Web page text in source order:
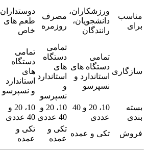
مناسب
برای
ورزشکاران،
دانشجویان،
رانندگان
مصرف
روزمره
دوستداران
طعم های
خاص
سازگاری
تمامی
دستگاه های
استاندارد و
نسپرسو
تمامی
دستگاه
های
استاندارد
و
نسپرسو
تمامی
دستگاه
های
استاندارد
و نسپرسو
بسته
بندی
10، 20 و 40
عددی
10، 20 و
40 عددی
10، 20 و
40 عددی
فروش
تکی و عمده
تکی و
عمده
تکی و
عمده